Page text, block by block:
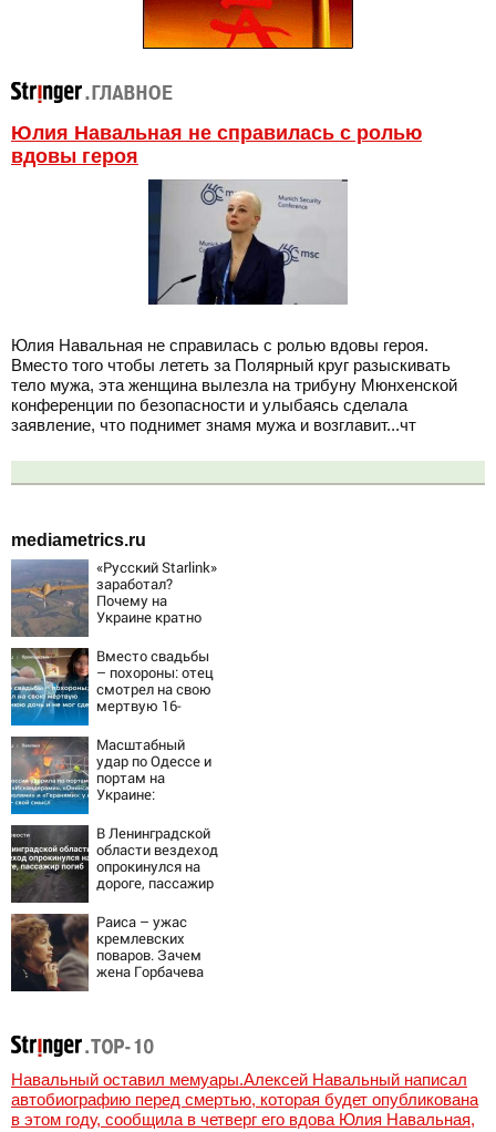
Юлия Навальная не справилась с ролью
вдовы героя
Юлия Навальная не справилась с ролью вдовы героя.
Вместо того чтобы лететь за Полярный круг разыскивать
тело мужа, эта женщина вылезла на трибуну Мюнхенской
конференции по безопасности и улыбаясь сделала
заявление, что поднимет знамя мужа и возглавит...чт
mediametrics.ru
«Русский Starlink»
заработал?
Почему на
Украине кратно
точность
попаданий по
объектам ВСУ
Вместо свадьбы
– похороны: отец
смотрел на свою
мертвую 16-
мог сдержать
слезы
Масштабный
удар по Одессе и
портам на
Украине:
новости,
подробности об
ударах России 9
августа 2026 года
В Ленинградской
области вездеход
опрокинулся на
дороге, пассажир
Раиса – ужас
кремлевских
поваров. Зачем
жена Горбачева
Навальный оставил мемуары.Алексей Навальный написал
автобиографию перед смертью, которая будет опубликована
в этом году, сообщила в четверг его вдова Юлия Навальная,